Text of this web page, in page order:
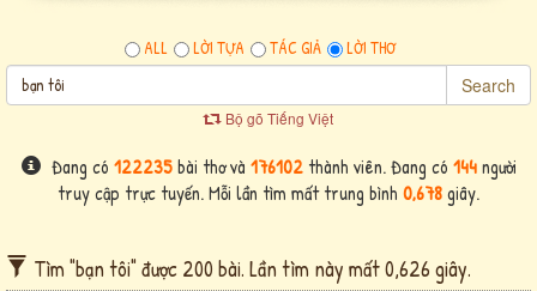
ALL LỜI TỰA TÁC GIẢ LỜI THƠ
Search
Bộ gõ Tiếng Việt
Đang có 122235bài thơ và 176102thành viên. Đang có 144người
truy cập trực tuyến. Mỗi lần tìm mất trung bình 0,678giây.
Tìm "bạn tôi" được 200 bài. Lần tìm này mất 0,626 giây.